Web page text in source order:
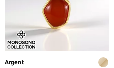
TAILLE DE LA PIERRE
TAILLE EXACTE
Argent